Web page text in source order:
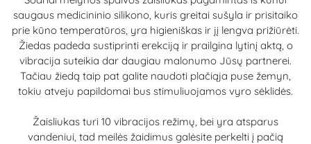
saugaus medicininio silikono, kuris greitai sušyla ir prisitaiko
prie kūno temperatūros, yra higieniškas ir jį lengva prižiūrėti.
Žiedas padeda sustiprinti erekciją ir prailgina lytinį aktą, o
vibracija suteikia dar daugiau malonumo Jūsų partnerei.
Tačiau žiedą taip pat galite naudoti plačiąja puse žemyn,
tokiu atveju papildomai bus stimuliuojamos vyro sėklidės.
Žaisliukas turi 10 vibracijos režimų, bei yra atsparus
vandeniui, tad meilės žaidimus galėsite perkelti į pačią